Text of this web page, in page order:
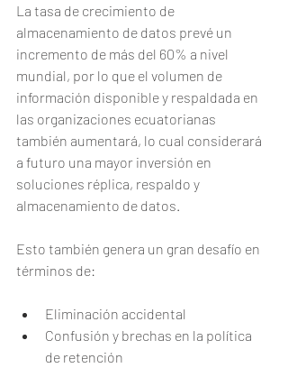
La tasa de crecimiento de
almacenamiento de datos prevé un
incremento de más del 60% a nivel
mundial, por lo que el volumen de
información disponible y respaldada en
las organizaciones ecuatorianas
también aumentará, lo cual considerará
a futuro una mayor inversión en
soluciones réplica, respaldo y
almacenamiento de datos.
Esto también genera un gran desafío en
términos de:
Eliminación accidental
Confusión y brechas en la política
de retención